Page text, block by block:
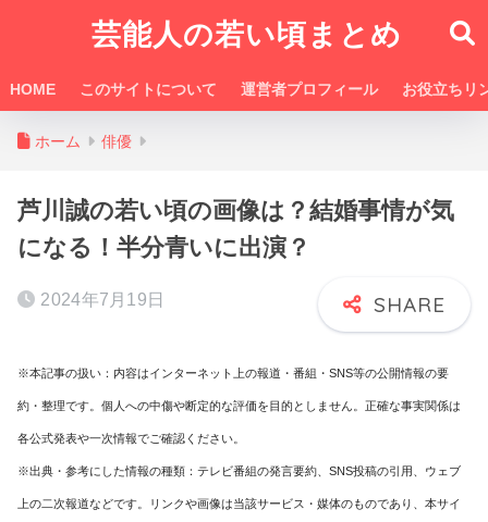
芸能人の若い頃まとめ
HOME このサイトについて 運営者プロフィール お役立ちリ
ホーム 俳優
芦川誠の若い頃の画像は？結婚事情が気
になる！半分青いに出演？
2024年7月19日
※本記事の扱い：内容はインターネット上の報道・番組・SNS等の公開情報の要
約・整理です。個人への中傷や断定的な評価を目的としません。正確な事実関係は
各公式発表や一次情報でご確認ください。
※出典・参考にした情報の種類：テレビ番組の発言要約、SNS投稿の引用、ウェブ
上の二次報道などです。リンクや画像は当該サービス・媒体のものであり、本サイ